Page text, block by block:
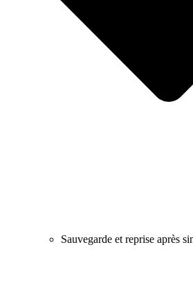
Sauvegarde et reprise après